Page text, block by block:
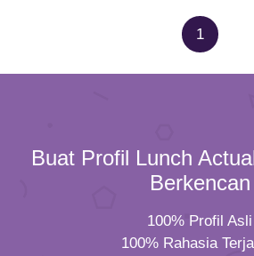
1
Buat Profil Lunch
Berkencan
100% Profil Asli
100% Rahasia